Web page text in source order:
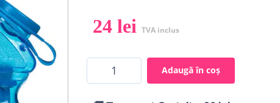
24 lei TVA inclus
Adaugă în coș